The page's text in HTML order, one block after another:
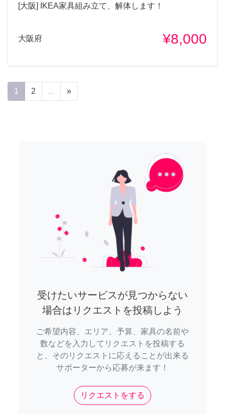
[大阪] IKEA家具組み立て、解体します！
大阪府 ¥8,000
1 2 ... »
受けたいサービスが見つからない
場合はリクエストを投稿しよう
ご希望内容、エリア、予算、家具の名前や
数などを入力してリクエストを投稿する
と、そのリクエストに応えることが出来る
サポーターから応募が来ます！
リクエストをする